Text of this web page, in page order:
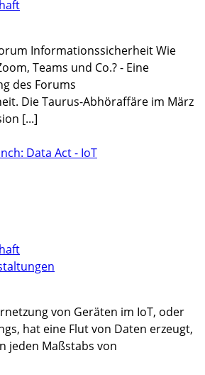
Informationssicherheit Wie
Teams und Co.? - Eine
des Forums
Die Taurus-Abhöraffäre im März
[...]
Data Act - IoT
von Geräten im IoT, oder
hat eine Flut von Daten erzeugt,
jeden Maßstabs von